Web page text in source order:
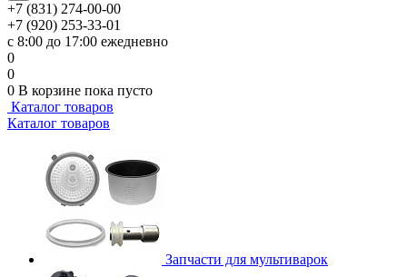
+7 (831) 274-00-00
+7 (920) 253-33-01
с 8:00 до 17:00 ежедневно
0
0
0 В корзине пока пусто
Каталог товаров
Каталог товаров
Запчасти для мультиварок